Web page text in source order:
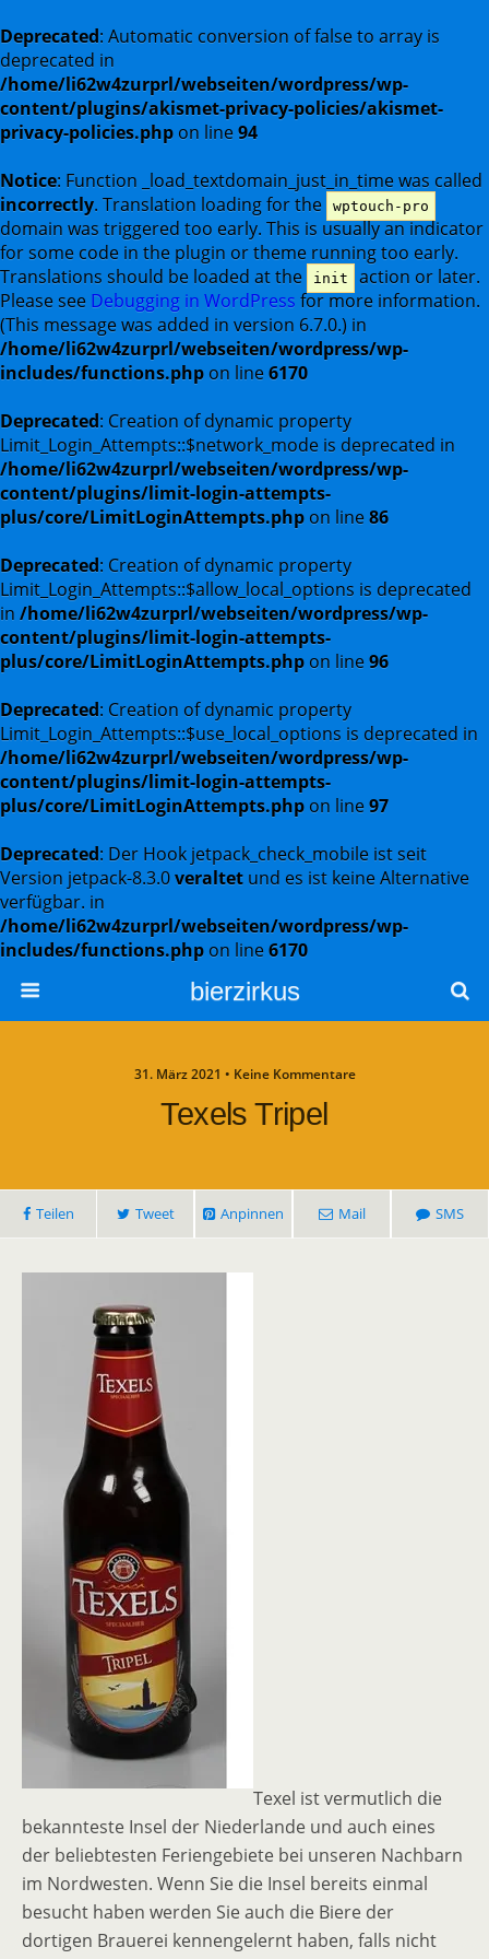
Deprecated: Automatic conversion of false to array is
deprecated in
/home/li62w4zurprl/webseiten/wordpress/wp-
content/plugins/akismet-privacy-policies/akismet-
privacy-policies.php on line94
Notice: Function _load_textdomain_just_in_time was called
incorrectly. Translation loading for the wptouch-pro
domain was triggered too early. This is usually an indicator
for some code in the plugin or theme running too early.
Translations should be loaded at the
init
action or later.
Please see Debugging in WordPress for more information.
(This message was added in version 6.7.0.) in
/home/li62w4zurprl/webseiten/wordpress/wp-
includes/functions.php on line6170
Deprecated: Creation of dynamic property
Limit_Login_Attempts::$network_mode is deprecated in
/home/li62w4zurprl/webseiten/wordpress/wp-
content/plugins/limit-login-attempts-
plus/core/LimitLoginAttempts.php on line86
Deprecated: Creation of dynamic property
Limit_Login_Attempts::$allow_local_options is deprecated
in /home/li62w4zurprl/webseiten/wordpress/wp-
content/plugins/limit-login-attempts-
plus/core/LimitLoginAttempts.php on line96
Deprecated: Creation of dynamic property
Limit_Login_Attempts::$use_local_options is deprecated in
/home/li62w4zurprl/webseiten/wordpress/wp-
content/plugins/limit-login-attempts-
plus/core/LimitLoginAttempts.php on line97
Deprecated: Der Hook jetpack_check_mobile ist seit
Version jetpack-8.3.0veraltet und es ist keine Alternative
verfügbar. in
/home/li62w4zurprl/webseiten/wordpress/wp-
includes/functions.php on line6170
bierzirkus
31. März 2021 • Keine Kommentare
Texels Tripel
Teilen Tweet Anpinnen Mail SMS
Texel ist vermutlich die
bekannteste Insel der Niederlande und auch eines
der beliebtesten Feriengebiete bei unseren Nachbarn
im Nordwesten. Wenn Sie die Insel bereits einmal
besucht haben werden Sie auch die Biere der
dortigen Brauerei kennengelernt haben, falls nicht